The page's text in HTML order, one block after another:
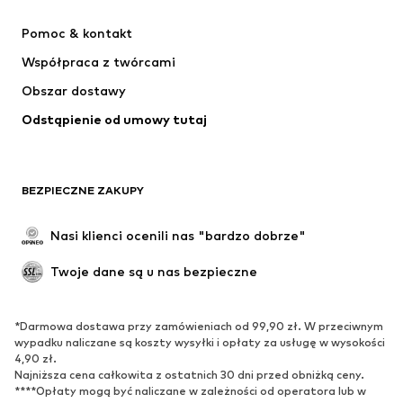
ADIDAS PERFORMANCE
Pomoc & kontakt
Współpraca z twórcami
Obszar dostawy
Odstąpienie od umowy tutaj
BEZPIECZNE ZAKUPY
Nasi klienci ocenili nas "bardzo dobrze"
Twoje dane są u nas bezpieczne
*Darmowa dostawa przy zamówieniach od 99,90 zł. W przeciwnym
wypadku naliczane są koszty wysyłki i opłaty za usługę w wysokości
4,90 zł.
Najniższa cena całkowita z ostatnich 30 dni przed obniżką ceny.
****Opłaty mogą być naliczane w zależności od operatora lub w